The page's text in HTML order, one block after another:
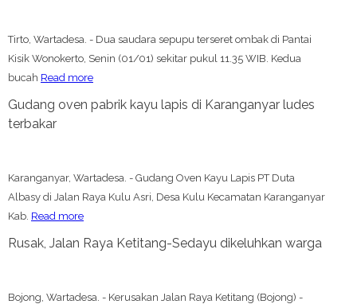
Tirto, Wartadesa. - Dua saudara sepupu terseret ombak di Pantai
Kisik Wonokerto, Senin (01/01) sekitar pukul 11.35 WIB. Kedua
bucah Read more
Gudang oven pabrik kayu lapis di Karanganyar ludes
terbakar
Karanganyar, Wartadesa. - Gudang Oven Kayu Lapis PT Duta
Albasy di Jalan Raya Kulu Asri, Desa Kulu Kecamatan Karanganyar
Kab. Read more
Rusak, Jalan Raya Ketitang-Sedayu dikeluhkan warga
Bojong, Wartadesa. - Kerusakan Jalan Raya Ketitang (Bojong) -